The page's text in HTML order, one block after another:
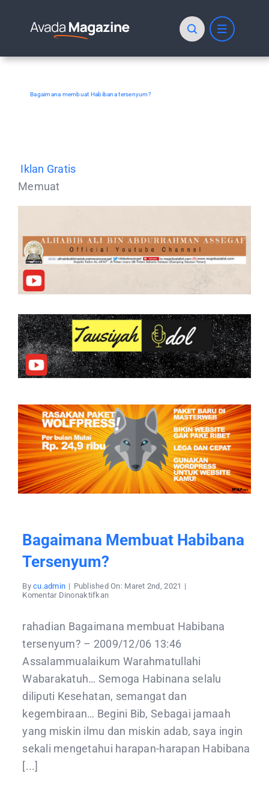
Bagaimana membuat Habibana tersenyum?
Iklan Gratis
Memuat
Bagaimana Membuat Habibana
Tersenyum?
Bycu.admin | Published On: Maret 2nd, 2021 |
Komentar Dinonaktifkanpada
tersenyum?
rahadian Bagaimana membuat Habibana
tersenyum? – 2009/12/06 13:46
Assalammualaikum Warahmatullahi
Wabarakatuh… Semoga Habinana selalu
diliputi Kesehatan, semangat dan
kegembiraan… Begini Bib, Sebagai jamaah
yang miskin ilmu dan miskin adab, saya ingin
sekali mengetahui harapan-harapan Habibana
[...]